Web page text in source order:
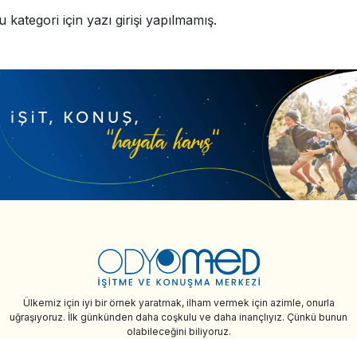
kategori için yazı girişi yapılmamış.
Ülkemiz için iyi bir örnek yaratmak, ilham vermek için azimle, onurla
uğraşıyoruz. İlk günkünden daha coşkulu ve daha inançlıyız. Çünkü bunun
olabileceğini biliyoruz.